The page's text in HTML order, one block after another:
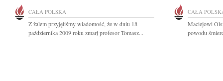
CAŁA POLSKA
Z żalem przyjęliśmy wiadomość, że w dniu 18
października 2009 roku zmarł profesor Tomasz...
CAŁA
Maciejowi
powodu